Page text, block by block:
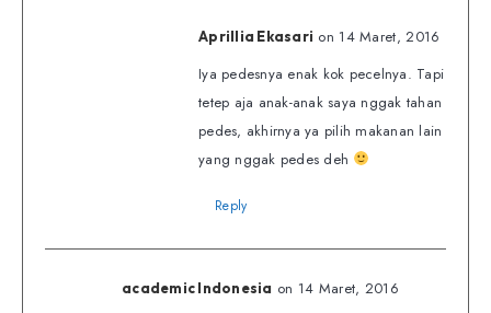
Aprillia Ekasari on 14 Maret, 2016
Iya pedesnya enak kok pecelnya. Tapi
tetep aja anak-anak saya nggak tahan
pedes, akhirnya ya pilih makanan lain
yang nggak pedes deh
Reply
academic Indonesia on 14 Maret, 2016